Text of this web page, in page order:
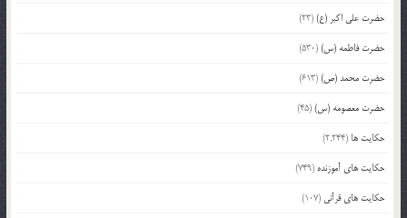
حضرت علی اکبر (ع)(23)
حضرت فاطمه (س)(530)
حضرت محمد (ص)(613)
حضرت معصومه (س)(45)
حکایت ها (2,244)
حکایت های آموزنده (749)
حکایت های قرآنی (107)